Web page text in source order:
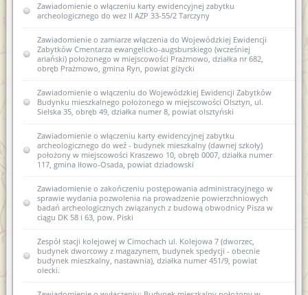
Zawiadomienie o zamiarze włączenia karty ewidencyjnej
zabytku archeologicznego lądowego do wojewódzkiej
ewidencji zabytków 14 AZP 26-68/10 Machary
Zawiadomienie o sporządzeniu nowej karty ewidencyjnej
zabytku archeologicznego I AZP 26-68/1 Babięta
Zawiadomienie o sporządzeniu nowej karty ewidencyjnej
zabytku archeologicznego i zamiarze włączenia jej do wez I AZP
13-62/1 Wiewiórki
Zawiadomienie o włączeniu do wojewódzkiej ewidencji
zabytków nowej karty ewidencyjnej zabytku archeologicznego
lądowego w wojewódzkiej ewidencji zabytków 13 AZP 26-68/9
Machary
Zawiadomienie o włączeniu do wojewódzkiej ewidencji
zabytków nowej karty ewidencyjnej zabytku archeologicznego
lądowego w wojewódzkiej ewidencji zabytków 14 AZP 26-68/10
Machary
Zawiadomienie o włączeniu do wojewódzkiej ewidencji
zabytków nowej karty ewidencyjnej zabytku archeologicznego
lądowego w wojewódzkiej ewidencji zabytków 14 AZP 26-69/69
Mojtyny
Zawiadomienie o włączeniu do wojewódzkiej ewidencji
Zawiadomienie o włączeniu karty ewidencyjnej zabytku
archeologicznego do wez II AZP 33-55/2 Tarczyny
Zawiadomienie o zamiarze włączenia do Wojewódzkiej Ewidencji
Zabytków Cmentarza ewangelicko-augsburskiego (wcześniej
ariański) położonego w miejscowości Prażmowo, działka nr 682,
obręb Prażmowo, gmina Ryn, powiat giżycki
Zawiadomienie o włączeniu do Wojewódzkiej Ewidencji Zabytków
Budynku mieszkalnego położonego w miejscowości Olsztyn, ul.
Sielska 35, obręb 49, działka numer 8, powiat olsztyński
Zawiadomienie o włączeniu karty ewidencyjnej zabytku
archeologicznego do weź - budynek mieszkalny (dawnej szkoły)
położony w miejscowości Kraszewo 10, obręb 0007, działka numer
117, gmina Iłowo-Osada, powiat dziadowski
Zawiadomienie o zakończeniu postępowania administracyjnego w
sprawie wydania pozwolenia na prowadzenie powierzchniowych
badań archeologicznych związanych z budową obwodnicy Pisza w
ciągu DK 58 i 63, pow. Piski
Zespół stacji kolejowej w Cimochach ul. Kolejowa 7 (dworzec,
budynek dworcowy z magazynem, budynek spedycji - obecnie
budynek mieszkalny, nastawnia), działka numer 451/9, powiat
olecki.